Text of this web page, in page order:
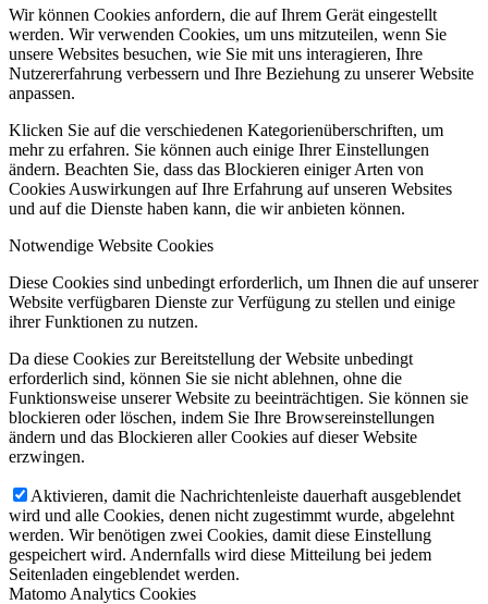
Wir können Cookies anfordern, die auf Ihrem Gerät eingestellt
werden. Wir verwenden Cookies, um uns mitzuteilen, wenn Sie
unsere Websites besuchen, wie Sie mit uns interagieren, Ihre
Nutzererfahrung verbessern und Ihre Beziehung zu unserer Website
anpassen.
Klicken Sie auf die verschiedenen Kategorienüberschriften, um
mehr zu erfahren. Sie können auch einige Ihrer Einstellungen
ändern. Beachten Sie, dass das Blockieren einiger Arten von
Cookies Auswirkungen auf Ihre Erfahrung auf unseren Websites
und auf die Dienste haben kann, die wir anbieten können.
Notwendige Website Cookies
Diese Cookies sind unbedingt erforderlich, um Ihnen die auf unserer
Website verfügbaren Dienste zur Verfügung zu stellen und einige
ihrer Funktionen zu nutzen.
Da diese Cookies zur Bereitstellung der Website unbedingt
erforderlich sind, können Sie sie nicht ablehnen, ohne die
Funktionsweise unserer Website zu beeinträchtigen. Sie können sie
blockieren oder löschen, indem Sie Ihre Browsereinstellungen
ändern und das Blockieren aller Cookies auf dieser Website
erzwingen.
Aktivieren, damit die Nachrichtenleiste dauerhaft ausgeblendet
wird und alle Cookies, denen nicht zugestimmt wurde, abgelehnt
werden. Wir benötigen zwei Cookies, damit diese Einstellung
gespeichert wird. Andernfalls wird diese Mitteilung bei jedem
Seitenladen eingeblendet werden.
Matomo Analytics Cookies